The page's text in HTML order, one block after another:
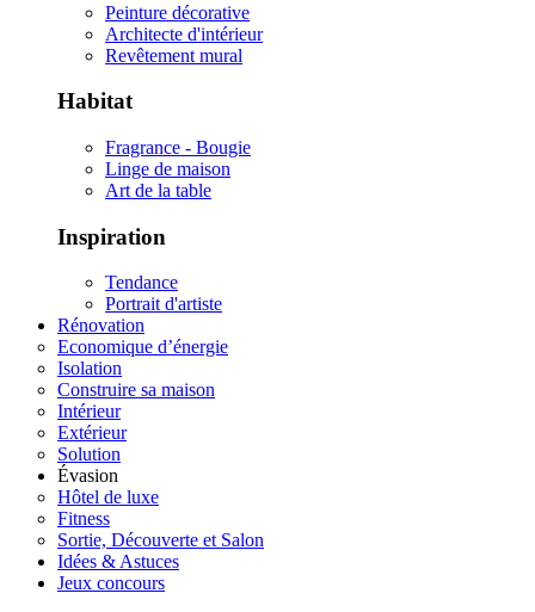
Peinture décorative
Architecte d'intérieur
Revêtement mural
Habitat
Fragrance - Bougie
Linge de maison
Art de la table
Inspiration
Tendance
Portrait d'artiste
Rénovation
Economique d’énergie
Isolation
Construire sa maison
Intérieur
Extérieur
Solution
Évasion
Hôtel de luxe
Fitness
Sortie, Découverte et Salon
Idées & Astuces
Jeux concours